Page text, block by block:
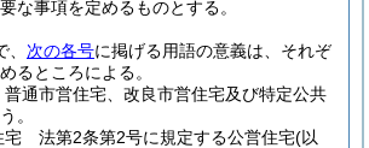
な事項を定めるものとする。
次の各号に掲げる用語の意義は、それぞ
るところによる。
通市営住宅、改良市営住宅及び特定公共
。
宅 法第2条第2号に規定する公営住宅(以